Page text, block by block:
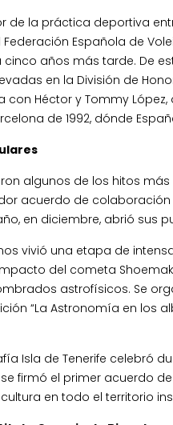
de la práctica deportiva
Española de
años más tarde. De
en la División de
con Héctor y Tommy
de 1992, dónde
algunos de los hitos más
acuerdo de
en diciembre, abrió sus
vivió una etapa de
del cometa
astrofísicos. Se
“La Astronomía en los
Isla de Tenerife celebró
firmó el primer acuerdo
en todo el territorio